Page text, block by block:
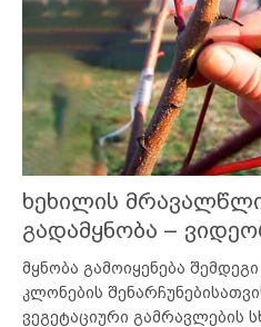
ხეხილის
გადამყნობა –
მყნობა გამოიყენება
კლონების
ვეგეტაციური გამრავლების